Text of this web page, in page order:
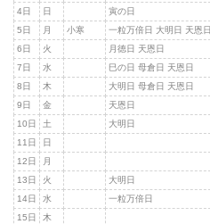
4日 日 寅の日
5日
月 小寒 一粒万倍日 大明日 天恩日
6日
火 月徳日 天恩日
7日
水 巳の日 母倉日 天恩日
8日
木 大明日 母倉日 天恩日
9日
金 天恩日
10日
土 大明日
11日
日
12日
月
13日
火 大明日
14日
水 一粒万倍日
15日
木